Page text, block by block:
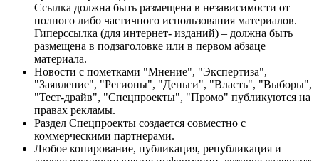
Ссылка должна быть размещена в независимости от
полного либо частичного использования материалов.
Гиперссылка (для интернет- изданий) – должна быть
размещена в подзаголовке или в первом абзаце
материала.
Новости с пометками "Мнение", "Экспертиза",
"Заявление", "Регионы", "Деньги", "Власть", "Выборы",
"Тест-драйв", "Спецпроекты", "Промо" публикуются на
правах рекламы.
Раздел Спецпроекты создается совместно с
коммерческими партнерами.
Любое копирование, публикация, републикация и